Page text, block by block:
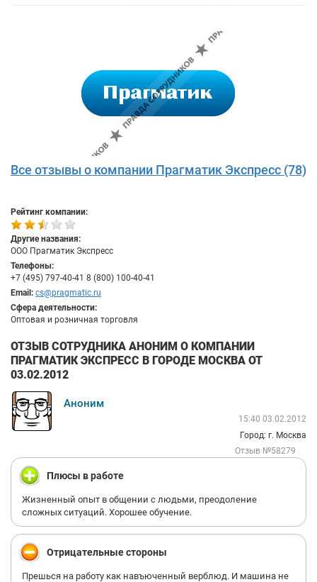
Все отзывы о компании Прагматик Экспресс (78)
Рейтинг компании:
Другие названия:
ООО Прагматик Экспресс
Телефоны:
+7 (495) 797-40-41 8 (800) 100-40-41
Email: cs@pragmatic.ru
Сфера деятельности:
Оптовая и розничная торговля
ОТЗЫВ СОТРУДНИКА АНОНИМ О КОМПАНИИ
ПРАГМАТИК ЭКСПРЕСС В ГОРОДЕ МОСКВА ОТ
03.02.2012
Аноним
15:40 03.02.2012
Город: г. Москва
Отзыв №58279
Плюсы в работе
Жизненный опыт в общении с людьми, преодоление
сложных ситуаций. Хорошее обучение.
Отрицательные стороны
Прешься на работу как навъюченный верблюд. И машина не